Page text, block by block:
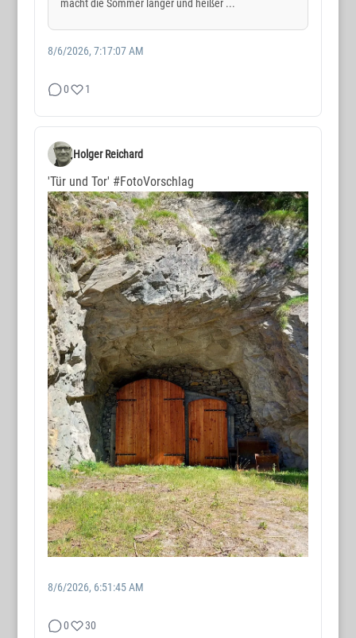
macht die Sommer länger und heißer ...
8/6/2026, 7:17:07 AM
0 1
Holger Reichard
'Tür und Tor' #FotoVorschlag
8/6/2026, 6:51:45 AM
0 30